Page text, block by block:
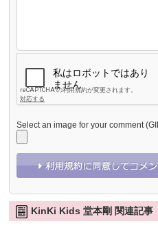
Select an image for your comment
KinKi Kids 堂本剛 関連記事